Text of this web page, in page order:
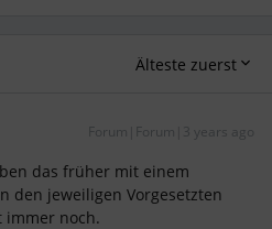
Älteste zuerst
Forum|Forum|3 years ago
das früher mit einem
den jeweiligen Vorgesetzten
immer noch.